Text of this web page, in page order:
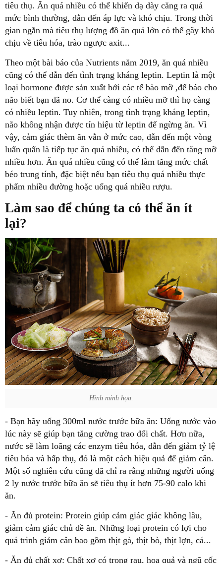
tiêu thụ. Ăn quá nhiều có thể khiến dạ dày căng ra quá
mức bình thường, dẫn đến áp lực và khó chịu. Trong thời
gian ngắn mà tiêu thụ lượng đồ ăn quá lớn có thể gây khó
chịu về tiêu hóa, trào ngược axit...
Theo một bài báo của Nutrients năm 2019, ăn quá nhiều
cũng có thể dẫn đến tình trạng kháng leptin. Leptin là một
loại hormone được sản xuất bởi các tế bào mỡ ,để báo cho
não biết bạn đã no. Cơ thể càng có nhiều mỡ thì họ càng
có nhiều leptin. Tuy nhiên, trong tình trạng kháng leptin,
não không nhận được tín hiệu từ leptin để ngừng ăn. Vì
vậy, cảm giác thèm ăn vẫn ở mức cao, dẫn đến một vòng
luẩn quẩn là tiếp tục ăn quá nhiều, có thể dẫn đến tăng mỡ
nhiều hơn. Ăn quá nhiều cũng có thể làm tăng mức chất
béo trung tính, đặc biệt nếu bạn tiêu thụ quá nhiều thực
phẩm nhiều đường hoặc uống quá nhiều rượu.
Làm sao để chúng ta có thể ăn ít
lại?
Hình minh họa.
- Bạn hãy uống 300ml nước trước bữa ăn: Uống nước vào
lúc này sẽ giúp bạn tăng cường trao đổi chất. Hơn nữa,
nước sẽ làm loãng các enzym tiêu hóa, dẫn đến giảm tỷ lệ
tiêu hóa và hấp thụ, đó là một cách hiệu quả để giảm cân.
Một số nghiên cứu cũng đã chỉ ra rằng những người uống
2 ly nước trước bữa ăn sẽ tiêu thụ ít hơn 75-90 calo khi
ăn.
- Ăn đủ protein: Protein giúp cảm giác giác không lâu,
giảm cảm giác chủ đề ăn. Những loại protein có lợi cho
quá trình giảm cân bao gồm thịt gà, thịt bò, thịt lợn, cá...
- Ăn đủ chất xơ: Chất xơ có trong rau, hoa quả và ngũ cốc